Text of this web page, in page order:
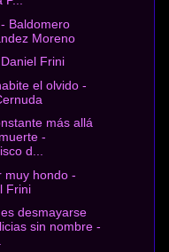
Baldomero
Moreno
Frini
el olvido -
más allá
-
d...
muy hondo -
Frini
desmayarse
sin nombre -